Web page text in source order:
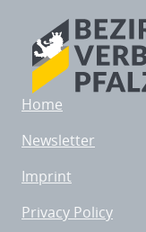
Home
Newsletter
Imprint
Privacy Policy